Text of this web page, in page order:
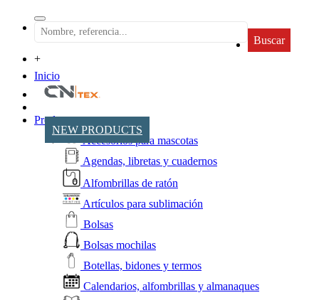
Buscar
+
Inicio
NEW PRODUCTS
Productos
Accesorios para mascotas
Agendas, libretas y cuadernos
Alfombrillas de ratón
Artículos para sublimación
Bolsas
Bolsas mochilas
Botellas, bidones y termos
Calendarios, alfombrillas y almanaques